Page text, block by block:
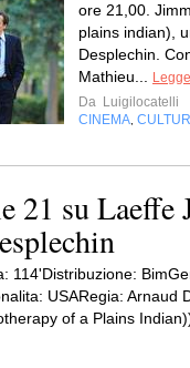
ore 21,00.
plains indian),
Desplechin.
Mathieu...
Da Luigilocatelli
CINEMA
21 su Laeffe
114'Distribuzione:
USARegia: Arnaud
of a Plains